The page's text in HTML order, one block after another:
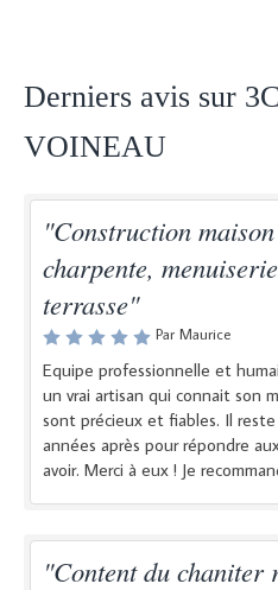
Derniers avis sur
VOINEAU
"Construction
charpente,
terrasse"
Par Maurice
Equipe professionnelle et
un vrai artisan qui connait son
sont précieux et fiables. Il
années après pour répondre
avoir. Merci à eux ! Je
"Content du